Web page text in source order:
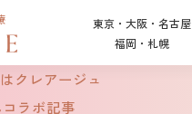
東京・大阪・名古屋
福岡・札幌
クレアージュ
ラボ記事